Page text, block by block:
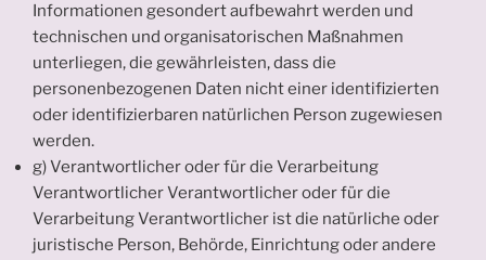
Informationen gesondert aufbewahrt werden und
technischen und organisatorischen Maßnahmen
unterliegen, die gewährleisten, dass die
personenbezogenen Daten nicht einer identifizierten
oder identifizierbaren natürlichen Person zugewiesen
werden.
g) Verantwortlicher oder für die Verarbeitung
Verantwortlicher Verantwortlicher oder für die
Verarbeitung Verantwortlicher ist die natürliche oder
juristische Person, Behörde, Einrichtung oder andere